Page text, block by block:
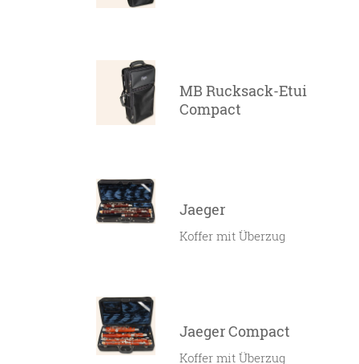
MB Rucksack-Etui
Compact
Jaeger
Koffer mit Überzug
Jaeger Compact
Koffer mit Überzug